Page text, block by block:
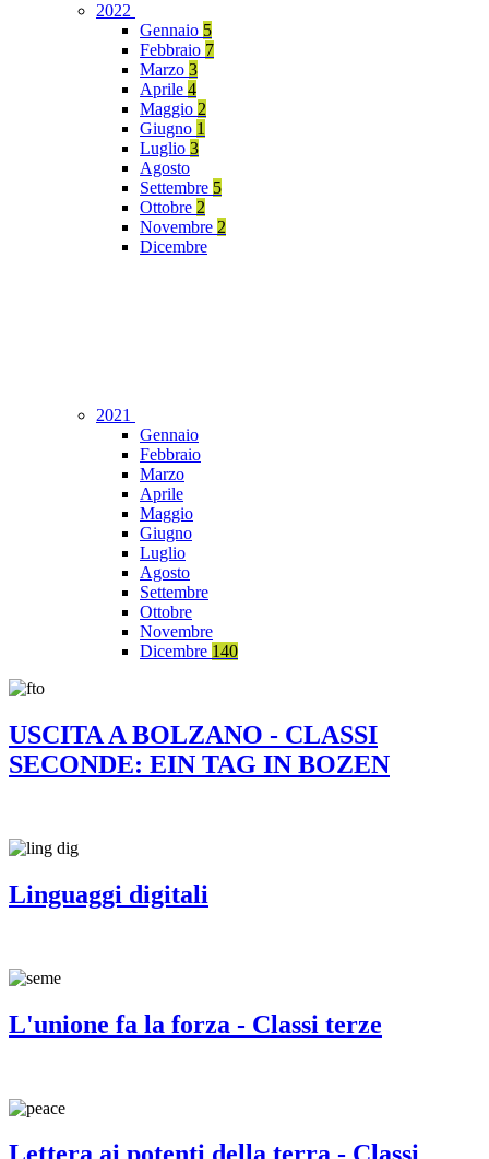
2022
Gennaio 5
Febbraio 7
Marzo 3
Aprile 4
Maggio 2
Giugno 1
Luglio 3
Agosto
Settembre 5
Ottobre 2
Novembre 2
Dicembre
2021
Gennaio
Febbraio
Marzo
Aprile
Maggio
Giugno
Luglio
Agosto
Settembre
Ottobre
Novembre
Dicembre 140
USCITA A BOLZANO - CLASSI
SECONDE: EIN TAG IN BOZEN
Linguaggi digitali
L'unione fa la forza - Classi terze